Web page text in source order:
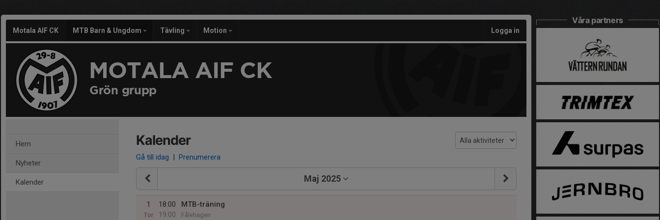
Motala AIF CK MTB Barn & Ungdom Tävling Motion Logga in
MOTALA AIF CK
Grön grupp
Hem
Nyheter
Kalender
Kalender
Gå till idag | Prenumerera
Maj 2025
1
Tor
18:00
19:00
MTB-träning
Fålehagen
Våra partners